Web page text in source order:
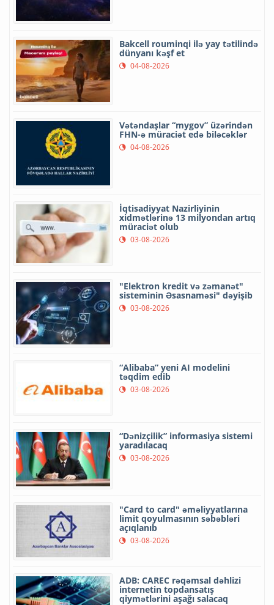
Bakcell rouminqi ilə yay tətilində
dünyanı kəşf et
04-08-2026
Vətəndaşlar “mygov” üzərindən
FHN-ə müraciət edə biləcəklər
04-08-2026
İqtisadiyyat Nazirliyinin
xidmətlərinə 13 milyondan artıq
müraciət olub
03-08-2026
"Elektron kredit və zəmanət"
sisteminin Əsasnaməsi" dəyişib
03-08-2026
“Alibaba” yeni AI modelini
təqdim edib
03-08-2026
“Dənizçilik” informasiya sistemi
yaradılacaq
03-08-2026
"Card to card" əməliyyatlarına
limit qoyulmasının səbəbləri
açıqlanıb
03-08-2026
ADB: CAREC rəqəmsal dəhlizi
internetin topdansatış
qiymətlərini aşağı salacaq